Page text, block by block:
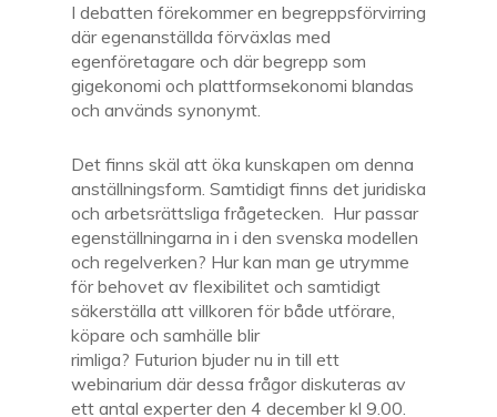
I debatten förekommer en begreppsförvirring
där egenanställda förväxlas med
egenföretagare och där begrepp som
gigekonomi och plattformsekonomi blandas
och används synonymt.
Det finns skäl att öka kunskapen om denna
anställningsform. Samtidigt finns det juridiska
och arbetsrättsliga frågetecken. Hur passar
egenställningarna in i den svenska modellen
och regelverken? Hur kan man ge utrymme
för behovet av flexibilitet och samtidigt
säkerställa att villkoren för både utförare,
köpare och samhälle blir
rimliga? Futurion bjuder nu in till ett
webinarium där dessa frågor diskuteras av
ett antal experter den 4 december kl 9.00.